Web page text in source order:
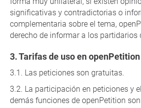
significativas y contradictorias o
complementaria sobre el tema,
derecho de informar a los partidarios
Tarifas de uso en openPetition
Las peticiones son gratuitas.
La participación en peticiones y
demás funciones de openPetition